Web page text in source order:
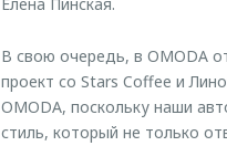
Елена Пинская.
В свою очередь, в OMODA
проект со Stars Coffee и
OMODA, поскольку наши
стиль, который не только